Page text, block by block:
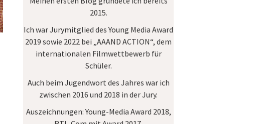
2015.
Ich war Jurymitglied desYoung Media Award
2019 sowie 2022 bei „AAAND ACTION“, dem
internationalen Filmwettbewerb für
Schüler.
Auch beim Jugendwort des Jahres war ich
zwischen 2016 und 2018 in der Jury.
Auszeichnungen:Young-Media Award 2018,